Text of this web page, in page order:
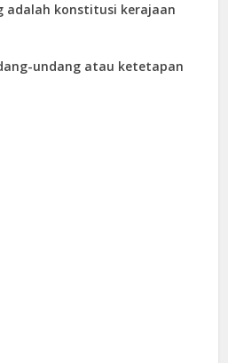
adalah konstitusi kerajaan
undang atau ketetapan